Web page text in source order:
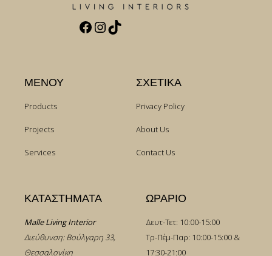
Facebook
Instagram
TikTok
ΜΕΝΟΥ
Products
Projects
Services
ΣΧΕΤΙΚΑ
Privacy Policy
About Us
Contact Us
ΚΑΤΑΣΤΗΜΑΤΑ
Malle Living Interior
Διεύθυνση: Βούλγαρη 33,
Θεσσαλονίκη
ΩΡΑΡΙΟ
Δευτ-Τετ: 10:00-15:00
Τρ-Πέμ-Παρ: 10:00-15:00 &
17:30-21:00